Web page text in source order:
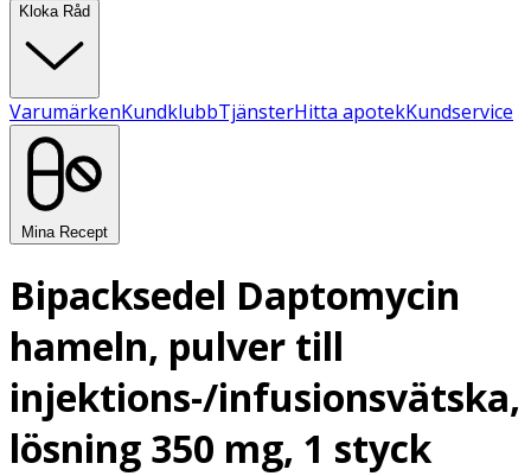
Kloka Råd
VarumärkenKundklubbTjänsterHitta apotekKundservice
Mina Recept
Bipacksedel Daptomycin
hameln, pulver till
injektions-/infusionsvätska,
lösning 350 mg, 1 styck